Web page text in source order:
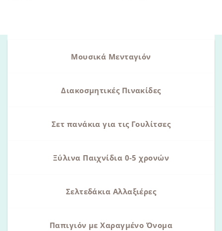
Μουσικά Μενταγιόν
Διακοσμητικές Πινακίδες
Σετ πανάκια για τις Γουλίτσες
Ξύλινα Παιχνίδια 0-5 χρονών
Σελτεδάκια Αλλαξιέρες
Παπιγιόν με Χαραγμένο Όνομα